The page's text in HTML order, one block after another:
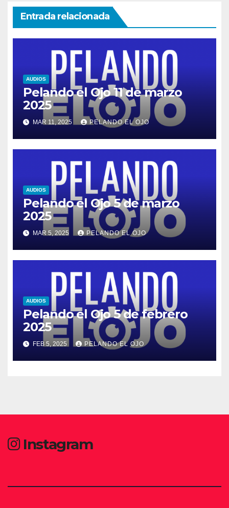
Entrada relacionada
AUDIOS
Pelando el Ojo 11 de marzo
2025
MAR 11, 2025 PELANDO EL OJO
AUDIOS
Pelando el Ojo 5 de marzo
2025
MAR 5, 2025 PELANDO EL OJO
AUDIOS
Pelando el Ojo 5 de febrero
2025
FEB 5, 2025 PELANDO EL OJO
Instagram